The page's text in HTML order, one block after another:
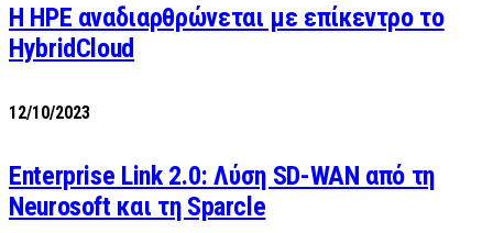
H HPE αναδιαρθρώνεται με επίκεντρο το
HybridCloud
12/10/2023
Enterprise Link 2.0: Λύση SD-WAN από τη
Neurosoft και τη Sparcle